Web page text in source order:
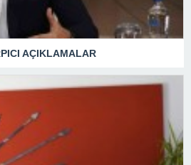
AÇIKLAMALAR